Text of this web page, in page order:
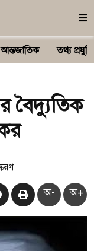
আন্তজাতিক তথ্য প্রযুক্তি
বৈদ্যুতিক
অ- অ+